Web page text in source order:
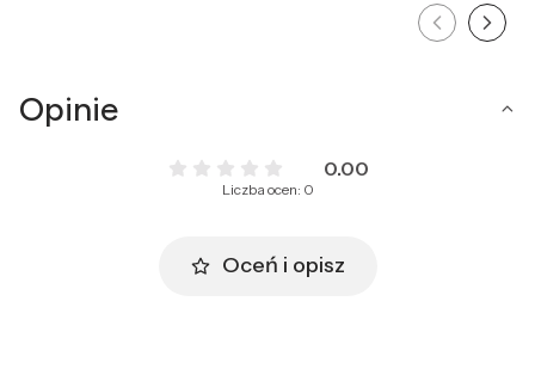
Opinie
0.00
Liczba ocen: 0
Oceń i opisz